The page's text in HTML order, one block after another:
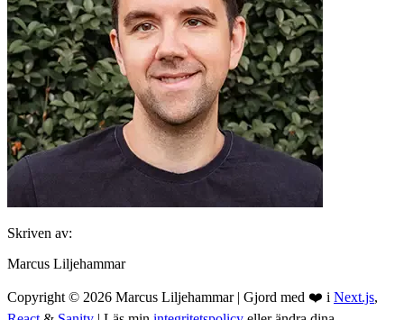
Skriven av:
Marcus Liljehammar
Copyright © 2026 Marcus Liljehammar | Gjord med ❤️ i Next.js,